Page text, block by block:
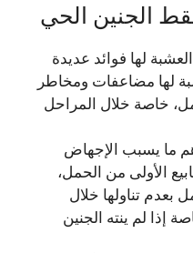
الجنين الحي
لها فوائد عديدة
لها مضاعفات ومخاطر
خاصة خلال المراحل
ما يسبب الإجهاض
الأولى من الحمل،
بعدم تناولها خلال
إذا لم ينته الجنين